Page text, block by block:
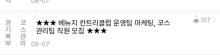
경
기
북
부
코
스
관
리
★★★ 베뉴지 컨트리클럽 운영팀 마케팅, 코스
관리팀 직원 모집 ★★★
08-07
107